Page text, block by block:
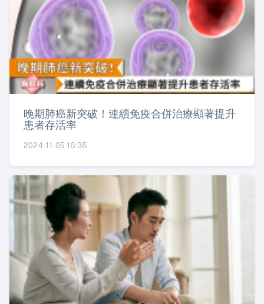
晚期肺癌新突破！連續免疫合併治療顯著提升
患者存活率
2024-11-05 16:35